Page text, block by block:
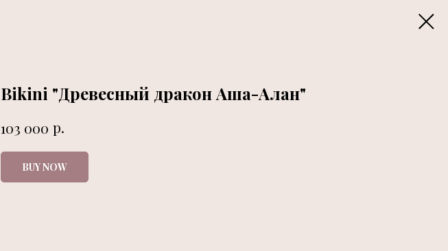
Bikini "Древесный дракон Аша-Алан"
103 000 р.
BUY NOW